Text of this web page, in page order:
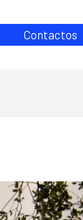
Contactos